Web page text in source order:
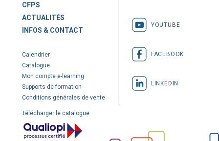
CFPS
ACTUALITÉS
INFOS & CONTACT
Calendrier
Catalogue
Mon compte e-learning
Supports de formation
Conditions générales de vente
Télécharger le catalogue
YOUTUBE
FACEBOOK
LINKEDIN